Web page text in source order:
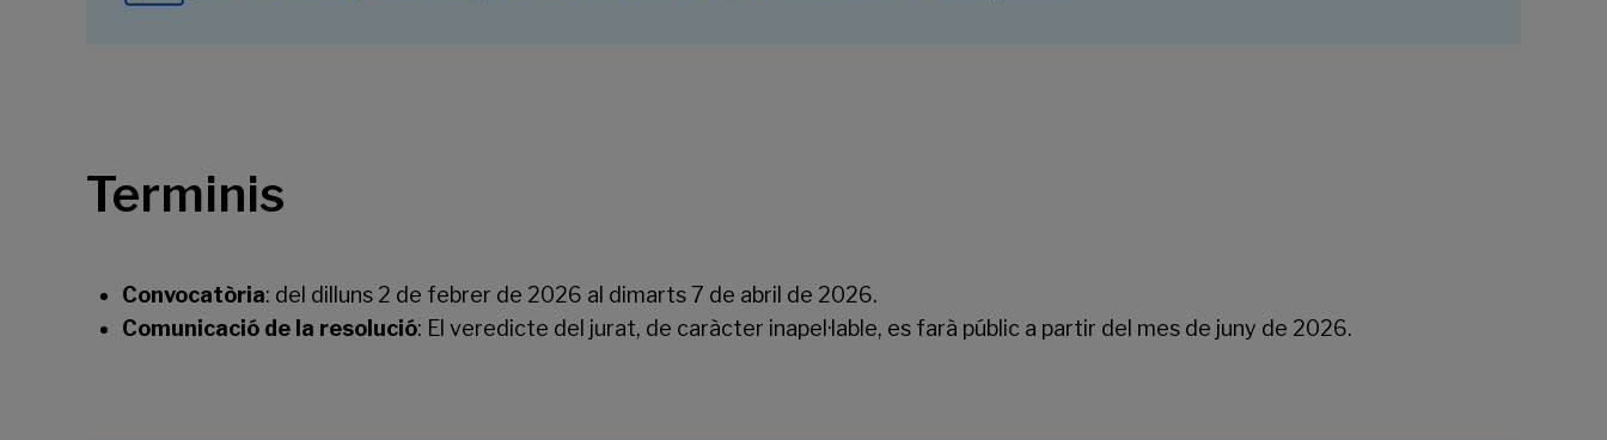
Terminis
Convocatòria: del dilluns 2 de febrer de 2026 al dimarts 7 de abril de 2026.
Comunicació de la resolució: El veredicte del jurat, de caràcter inapel·lable, es farà públic a partir del mes de juny de 2026.